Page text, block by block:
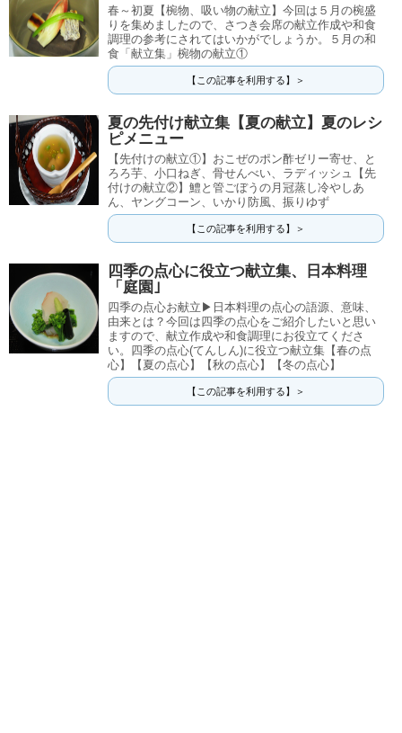
春～初夏【椀物、吸い物の献立】今回は５月の椀盛
りを集めましたので、さつき会席の献立作成や和食
調理の参考にされてはいかがでしょうか。５月の和
食「献立集」椀物の献立①
【この記事を利用する】＞
夏の先付け献立集【夏の献立】夏のレシ
ピメニュー
【先付けの献立①】おこぜのポン酢ゼリー寄せ、と
ろろ芋、小口ねぎ、骨せんべい、ラディッシュ【先
付けの献立②】鱧と管ごぼうの月冠蒸し冷やしあ
ん、ヤングコーン、いかり防風、振りゆず
【この記事を利用する】＞
四季の点心に役立つ献立集、日本料理
「庭園｣
四季の点心お献立▶日本料理の点心の語源、意味、
由来とは？今回は四季の点心をご紹介したいと思い
ますので、献立作成や和食調理にお役立てくださ
い。四季の点心(てんしん)に役立つ献立集【春の点
心】【夏の点心】【秋の点心】【冬の点心】
【この記事を利用する】＞